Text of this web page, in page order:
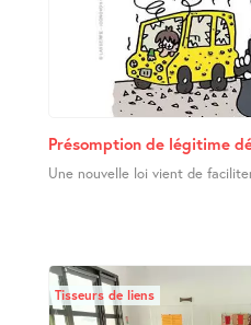
Présomption de légitime
Une nouvelle loi vient de
Tisseurs de liens